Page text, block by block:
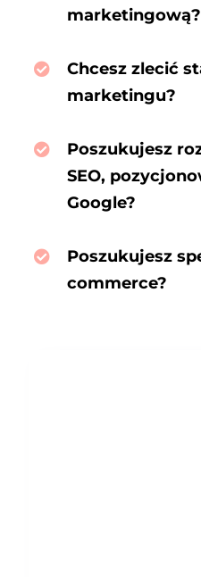
marketingową?
Chcesz zlecić
marketingu?
Poszukujesz
SEO,
Google?
Poszukujesz
commerce?